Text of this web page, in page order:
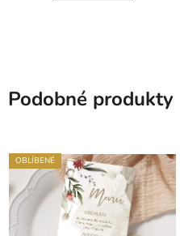
Podobné produkty
OBLÍBENÉ